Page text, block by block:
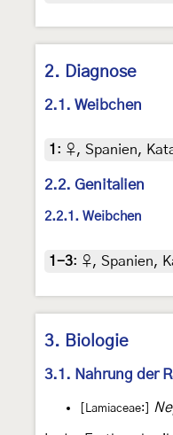
2. Diagnose
2.1. Weibchen
1 : ♀, Spanien,
2.2. Genitalien
2.2.1. Weibchen
1-3: ♀, Spanien,
3. Biologie
3.1. Nahrung der
[Lamiaceae:]